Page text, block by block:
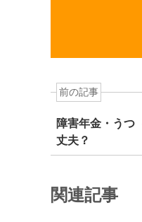
前の記事
障害年金・うつ
丈夫？
関連記事